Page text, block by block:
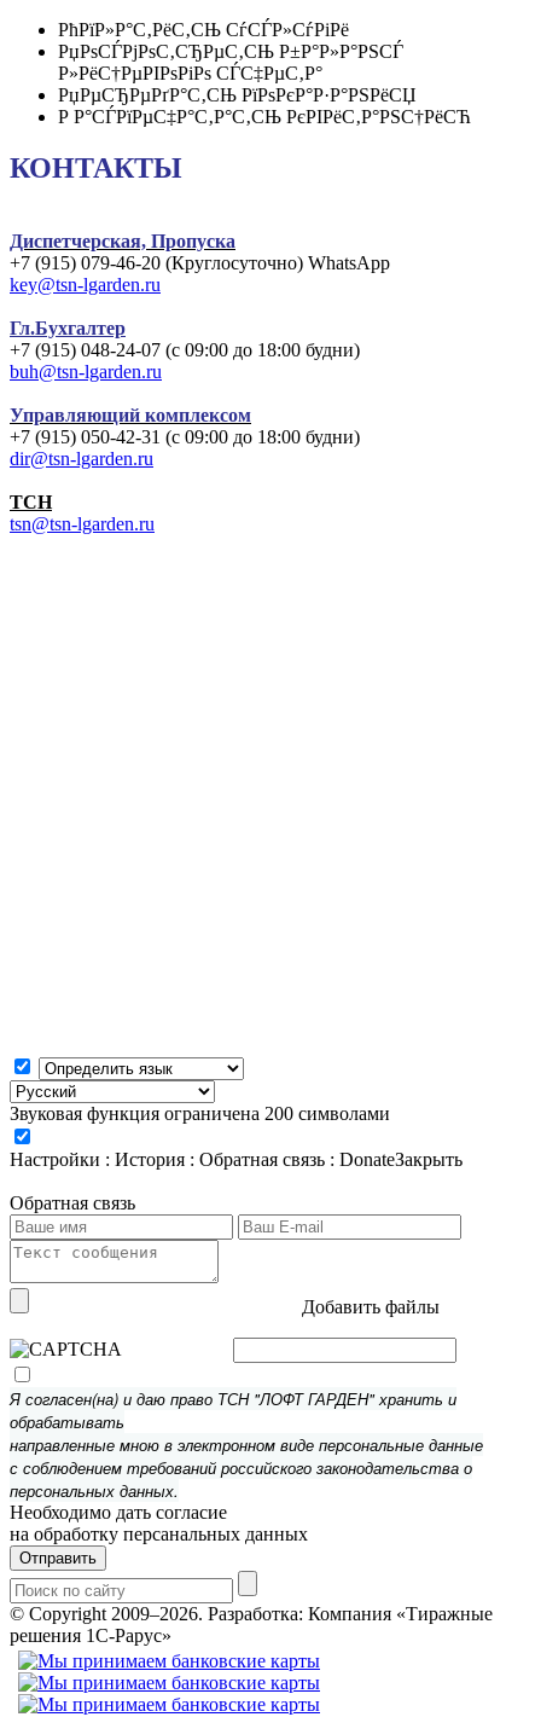
РћРїР»Р°С‚РёС‚СЊ СѓСЃР»СѓРіРё
РџРѕСЃРјРѕС‚СЂРµС‚СЊ Р±Р°Р»Р°РЅСЃ
Р»РёС†РµРІРѕРіРѕ СЃС‡РµС‚Р°
РџРµСЂРµРґР°С‚СЊ РїРѕРєР°Р·Р°РЅРёСЏ
Р Р°СЃРїРµС‡Р°С‚Р°С‚СЊ РєРІРёС‚Р°РЅС†РёСЋ
КОНТАКТЫ
Диспетчерская, Пропуска
+7 (915) 079-46-20 (Круглосуточно) WhatsApp
key@tsn-lgarden.ru
Гл.Бухгалтер
+7 (915) 048-24-07 (с 09:00 до 18:00 будни)
buh@tsn-lgarden.ru
Управляющий комплексом
+7 (915) 050-42-31 (с 09:00 до 18:00 будни)
dir@tsn-lgarden.ru
TCH
tsn@tsn-lgarden.ru
Звуковая функция ограничена 200 символами
Настройки : История : Обратная связь : DonateЗакрыть
Обратная связь
Добавить файлы
Я согласен(на) и даю право ТСН "ЛОФТ ГАРДЕН" хранить и
обрабатывать
направленные мною в электронном виде персональные данные
с соблюдением требований российского законодательства о
персональных данных.
Необходимо дать согласие
на обработку персанальных данных
Отправить
© Copyright 2009–2026. Разработка: Компания «Тиражные
решения 1С-Рарус»